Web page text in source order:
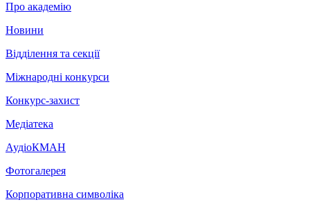
Про академію
Новини
Відділення та секції
Міжнародні конкурси
Конкурс-захист
Медіатека
АудіоКМАН
Фотогалерея
Корпоративна символіка